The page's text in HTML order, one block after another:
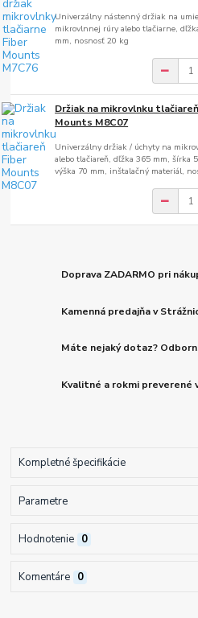
Univerzálny nástenný držiak na
mikrovlnnej rúry alebo tlačiarne,
mm, nosnosť 20 kg
Držiak na mikrovlnku
Mounts M8C07
Univerzálny držiak / úchyty na
alebo tlačiareň, dľžka 365 mm, šírka
výška 70 mm, inštalačný materiál,
Doprava ZADARMO pri
Kamenná predajňa v
Máte nejaký dotaz?
Kvalitné a rokmi preverené
Kompletné špecifikácie
Parametre
Hodnotenie 0
Komentáre 0